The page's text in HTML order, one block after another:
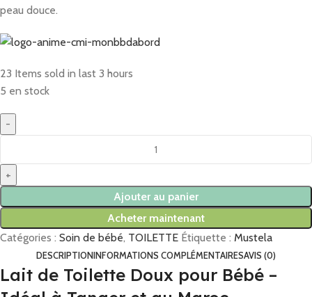
peau douce.
23 Items sold in last 3 hours
5 en stock
Ajouter au panier
Acheter maintenant
Catégories : Soin de bébé, TOILETTE Étiquette : Mustela
DESCRIPTIONINFORMATIONS COMPLÉMENTAIRESAVIS (0)
Lait de Toilette Doux pour Bébé –